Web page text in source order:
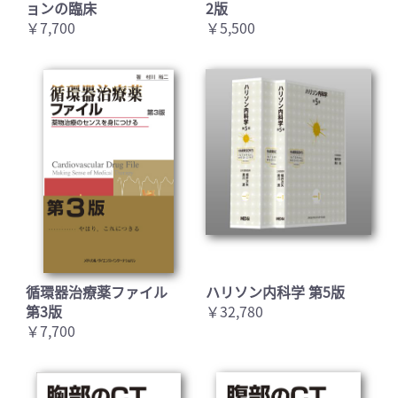
ョンの臨床
￥7,700
2版
￥5,500
循環器治療薬ファイル
第3版
￥7,700
ハリソン内科学 第5版
￥32,780